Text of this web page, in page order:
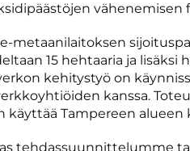
vähenemisen
metaanilaitoksen
15 hehtaaria ja
kehitystyö on
kanssa.
käyttää Tampereen alueen
tehdassuunnittelumme